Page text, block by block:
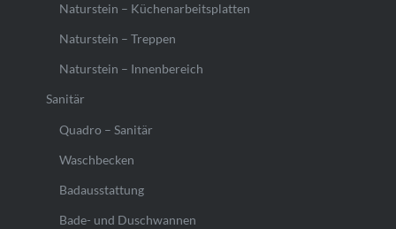
Naturstein – Küchenarbeitsplatten
Naturstein – Treppen
Naturstein – Innenbereich
Sanitär
Quadro – Sanitär
Waschbecken
Badausstattung
Bade- und Duschwannen